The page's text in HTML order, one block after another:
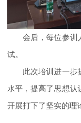
会后，每位参训
试。
此次培训进一步
水平，提高了思想认
开展打下了坚实的理